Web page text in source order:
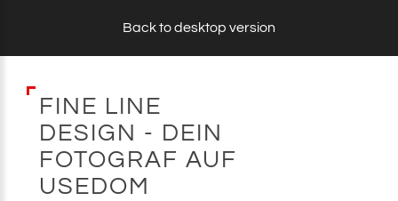
Back to desktop version
F N E L N E
D ES G N - D E N
FOTOG RA F AU F
US E DO M